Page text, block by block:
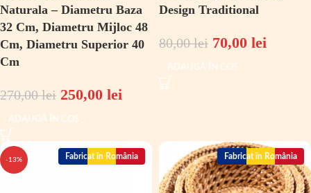
Naturala – Diametru Baza
32 Cm, Diametru Mijloc 48
Cm, Diametru Superior 40
Cm
270,00lei 250,00 lei
ADAUGĂ ÎN COȘ
Design Traditional
80,00lei 70,00 lei
ADAUGĂ ÎN COȘ
-13% Fabricat în România Fabricat în România